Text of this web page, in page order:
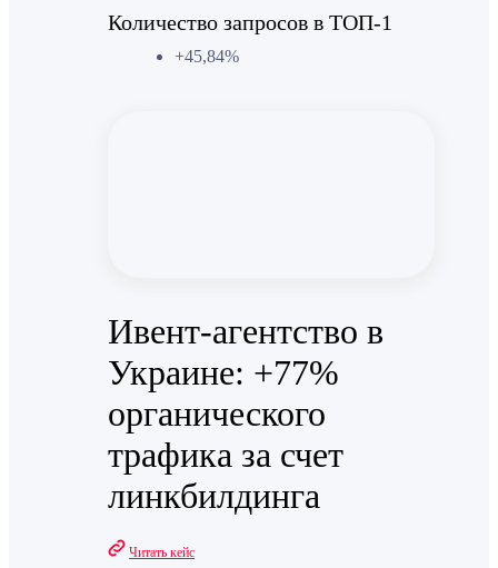
Количество запросов в ТОП-1
+45,84%
Ивент-агентство в
Украине: +77%
органического
трафика за счет
линкбилдинга
Читать кейс